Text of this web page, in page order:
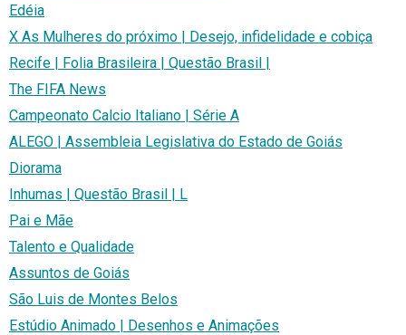
Edéia
X As Mulheres do próximo | Desejo, infidelidade e cobiça
Recife | Folia Brasileira | Questão Brasil |
The FIFA News
Campeonato Calcio Italiano | Série A
ALEGO | Assembleia Legislativa do Estado de Goiás
Diorama
Inhumas | Questão Brasil | L
Pai e Mãe
Talento e Qualidade
Assuntos de Goiás
São Luis de Montes Belos
Estúdio Animado | Desenhos e Animações